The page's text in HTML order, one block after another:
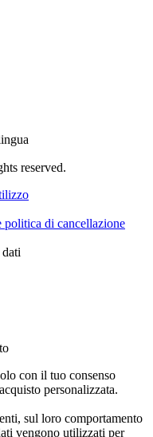
reserved.
di cancellazione
con il tuo consenso
personalizzata.
sul loro comportamento
vengono utilizzati per